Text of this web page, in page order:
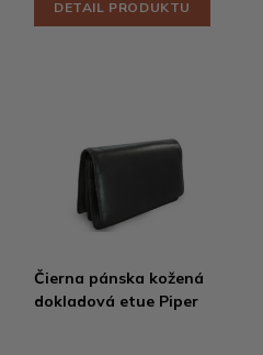
DETAIL PRODUKTU
Čierna pánska kožená
dokladová etue Piper